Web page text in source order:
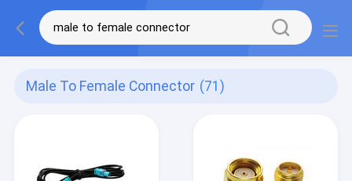
Male To Female Connector (71)